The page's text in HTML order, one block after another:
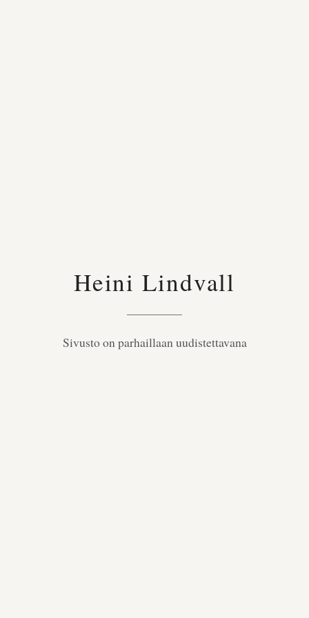
Heini Lindvall
Sivusto on parhaillaan uudistettavana